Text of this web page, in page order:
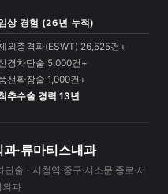
상 경험 (26년 누적)
외충격파(ESWT) 26,525건+
경차단술 5,000건+
선확장술 1,000건+
추수술 경력 13년
·류마티스내과
술 · 시청역·중구·서소문·종로·서
외과